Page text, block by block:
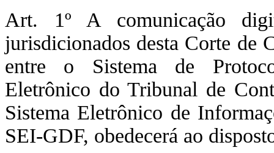
Art. 1º A comunicação
jurisdicionados desta Corte de
entre o Sistema de
Eletrônico do Tribunal de
Sistema Eletrônico de
SEI-GDF, obedecerá ao